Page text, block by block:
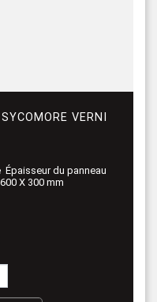
VERNI
Épaisseur du panneau
X 300 mm